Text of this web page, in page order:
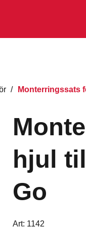
/ Monterringssats
hjul
Go
Art: 1142